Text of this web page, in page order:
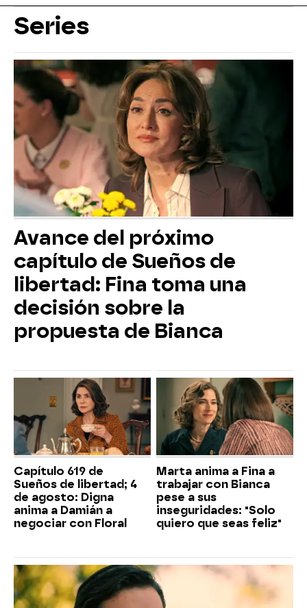
Series
Avance del próximo
capítulo de Sueños de
libertad: Fina toma una
decisión sobre la
propuesta de Bianca
Capítulo 619 de
Sueños de libertad; 4
de agosto: Digna
anima a Damián a
negociar con Floral
Marta anima a Fina a
trabajar con Bianca
pese a sus
inseguridades: "Solo
quiero que seas feliz"